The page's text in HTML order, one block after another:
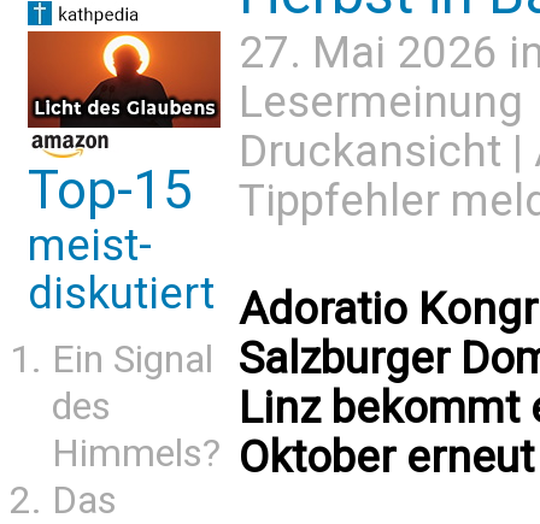
Top-15
meist-
diskutiert
Ein Signal
des
Himmels?
Das
27. Mai 2026
Lesermeinung
Druckansicht |
Tippfehler
Adoratio
Salzburger
Linz bekommt
Oktober